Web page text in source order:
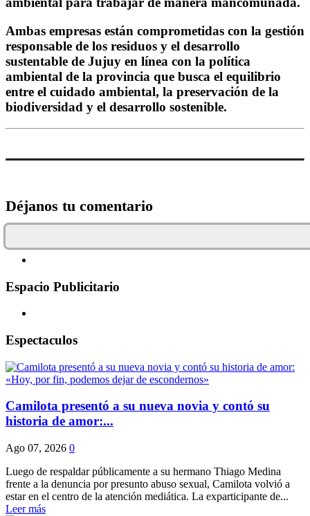
Ambas empresas están comprometidas con la gestión
responsable de los residuos y el desarrollo
sustentable de Jujuy en línea con la política
ambiental de la provincia que busca el equilibrio
entre el cuidado ambiental, la preservación de la
biodiversidad y el desarrollo sostenible.
Déjanos tu comentario
Espacio Publicitario
Espectaculos
Camilota presentó a su nueva novia y contó su
historia de amor:...
Ago 07, 2026 0
Luego de respaldar públicamente a su hermano Thiago Medina
frente a la denuncia por presunto abuso sexual, Camilota volvió a
estar en el centro de la atención mediática. La exparticipante de...
Leer más